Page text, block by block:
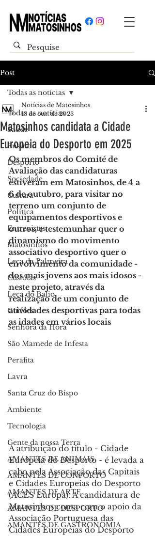
Post
Todas as notícias
Saúde
Ensino
Desporto
Sociedade
Cultura
Política
Entrevistas
Matosinhos
Leça da Palmeira
Custóias
Leça do Balio
Guifões
Senhora da Hora
São Mamede de Infesta
Perafita
Lavra
Santa Cruz do Bispo
Ambiente
Tecnologia
Gente da nossa Terra
AMANTES DE ANIMAIS
AMANTES DE CONFORTO
AMANTES DE ARTE
AMANTES DE DESPORTO
AMANTES DE GASTRONOMIA
Todas as notícias
Matosinhos candidata a Cidade
Europeia do Desporto em 2025
Notícias de Matosinhos
18 de out. de 2023
Os membros do Comité de
Avaliação das candidaturas
estiveram em Matosinhos, de 4 a
6 de outubro, para visitar no
terreno um conjunto de
equipamentos desportivos e
outros, e testemunhar quer o
dinamismo do movimento
associativo desportivo quer o
envolvimento da comunidade -
dos mais jovens aos mais idosos -
neste projeto, através da
realização de um conjunto de
atividades desportivas para todas
as idades em vários locais
A atribuição do título - Cidade
Europeia do Desporto - é levada a
cabo pela Associação das Capitais
e Cidades Europeias do Desporto
(ACES Europa). A candidatura de
Matosinhos conta com o apoio da
Associação Portuguesa das
Cidades Europeias do Desporto